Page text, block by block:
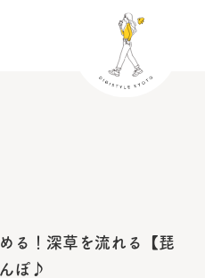
る！深草を流れる【琵
ぽ♪